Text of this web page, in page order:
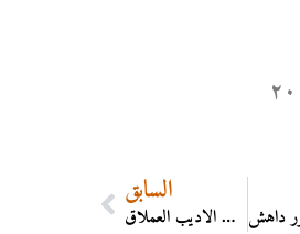
السابق
الدكتور داهش الاديب العملاق